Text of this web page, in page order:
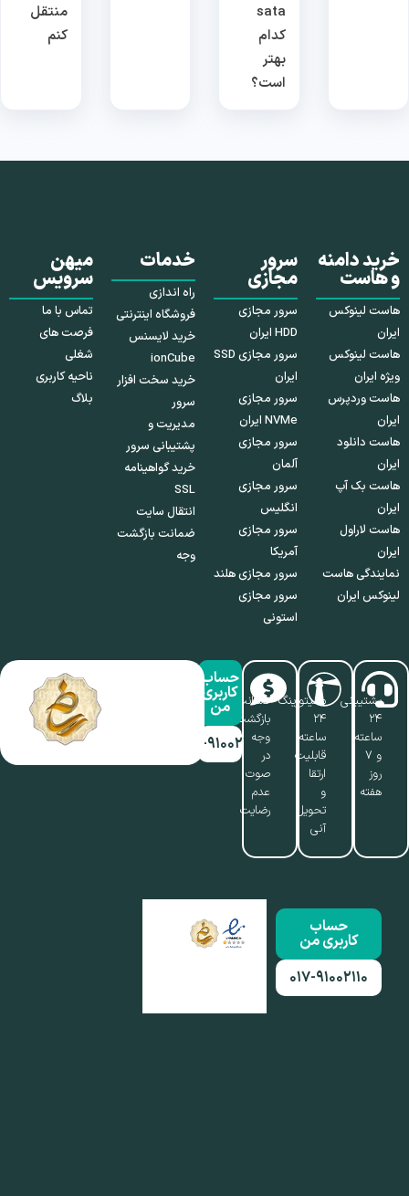
sata
کدام
بهتر
است؟
منتقل
کنم
خرید دامنه
و هاست
هاست لینوکس
ایران
هاست لینوکس
ویژه ایران
هاست وردپرس
ایران
هاست دانلود
ایران
هاست بک آپ
ایران
هاست لاراول
ایران
نمایندگی هاست
لینوکس ایران
سرور
مجازی
سرور مجازی
HDD ایران
سرور مجازی SSD
ایران
سرور مجازی
NVMe ایران
سرور مجازی
آلمان
سرور مجازی
انگلیس
سرور مجازی
آمریکا
سرور مجازی هلند
سرور مجازی
استونی
خدمات
راه اندازی
فروشگاه اینترنتی
خرید لایسنس
ionCube
خرید سخت افزار
سرور
مدیریت و
پشتیبانی سرور
خرید گواهینامه
SSL
انتقال سایت
ضمانت بازگشت
وجه
میهن
سرویس
تماس با ما
فرصت های
شغلی
ناحیه کاربری
بلاگ
پشتیبانی
۲۴
ساعته
و ۷
روز
هفته
مانیتورینگ
۲۴
ساعته،
قابلیت
ارتقا
تحویل
آنی
ضمانت
بازگشت
وجه
در
صوت
عدم
رضایت
حساب
کاربری
من
۰۱۷-۹۱۰۰۲۱۱۰
حساب
کاربری من
۰۱۷-۹۱۰۰۲۱۱۰